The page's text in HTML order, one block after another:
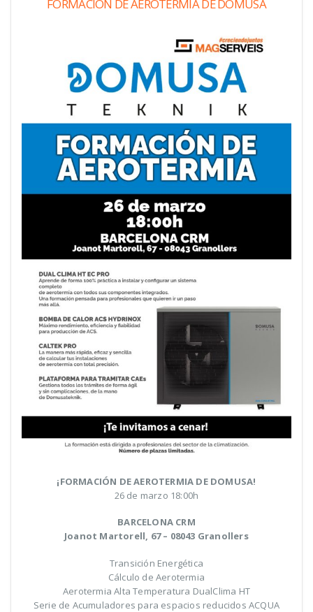
FORMACIÓN DE AEROTERMIA DE DOMUSA
¡FORMACIÓN DE AEROTERMIA DE DOMUSA!
26 de marzo 18:00h
BARCELONA CRM
Joanot Martorell, 67 – 08043 Granollers
Transición Energética
Cálculo de Aerotermia
Aerotermia Alta Temperatura DualClima HT
Serie de Acumuladores para espacios reducidos ACQUA